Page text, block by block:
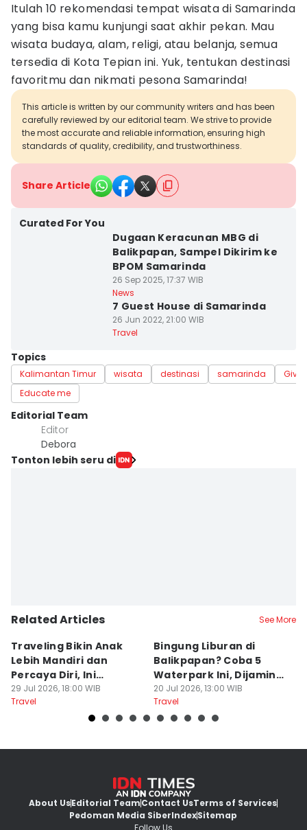
Itulah 10 rekomendasi tempat wisata di Samarinda
yang bisa kamu kunjungi saat akhir pekan. Mau
wisata budaya, alam, religi, atau belanja, semua
tersedia di Kota Tepian ini. Yuk, tentukan destinasi
favoritmu dan nikmati pesona Samarinda!
This article is written by our community writers and has been
carefully reviewed by our editorial team. We strive to provide
the most accurate and reliable information, ensuring high
standards of quality, credibility, and trustworthiness.
Share Article
Curated For You
Dugaan Keracunan MBG di
Balikpapan, Sampel Dikirim ke
BPOM Samarinda
26 Sep 2025, 17:37 WIB
News
7 Guest House di Samarinda
26 Jun 2022, 21:00 WIB
Travel
Topics
Kalimantan Timur wisata destinasi samarinda
Give
Educate me
Editorial Team
Editor
Debora
Tonton lebih seru di
Related Articles See More
Traveling Bikin Anak
Lebih Mandiri dan
Percaya Diri, Ini
Penjelasan Psikolog
29 Jul 2026, 18:00 WIB
Travel
Bingung Liburan di
Balikpapan? Coba 5
Waterpark Ini, Dijamin
Bikin Betah
20 Jul 2026, 13:00 WIB
Travel
About UsEditorial TeamContact UsTerms of Services
Pedoman Media SiberIndexSitemap
Follow Us